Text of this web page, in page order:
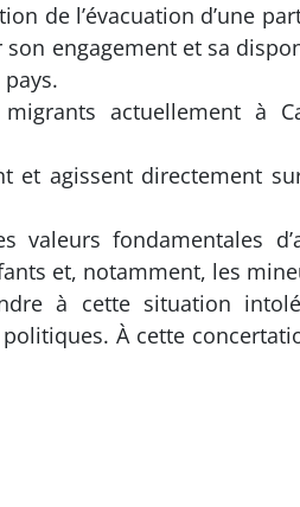
de l’évacuation d’une
engagement et sa
actuellement à
et agissent directement
fondamentales
et, notamment, les
à cette situation
À cette